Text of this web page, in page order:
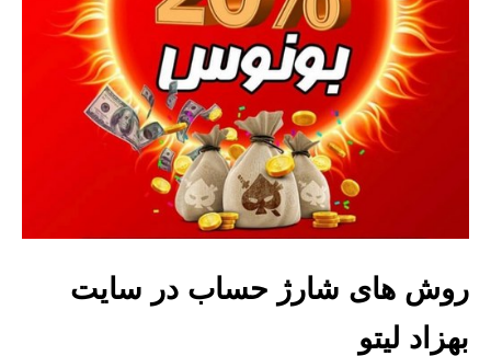
روش های شارژ حساب در سایت
بهزاد لیتو